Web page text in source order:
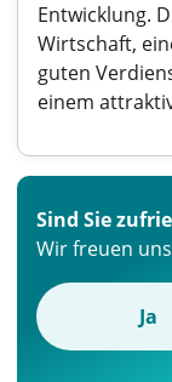
Entwicklung.
Wirtschaft,
guten
einem
Sind Sie
Wir freuen
Ja